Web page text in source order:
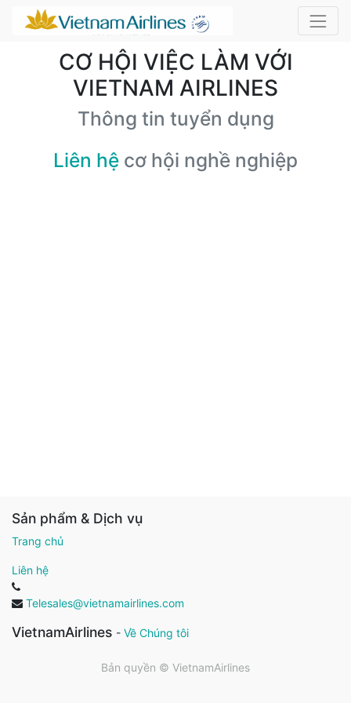
CƠ HỘI VIỆC LÀM VỚI
VIETNAM AIRLINES
Thông tin tuyển dụng
Liên hệ cơ hội nghề nghiệp
Sản phẩm & Dịch vụ
Trang chủ
Liên hệ
Telesales@vietnamairlines.com
VietnamAirlines - Về Chúng tôi
Bản quyền © VietnamAirlines